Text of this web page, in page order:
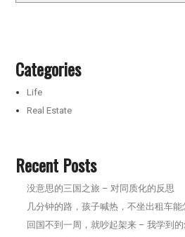
Categories
Life
Real Estate
Recent Posts
没意思的三国之旅 – 对同质化的反思
几分钟的路，孩子喊热，不坐出租车能
回国不到一周，就吵起架来 – 我学到